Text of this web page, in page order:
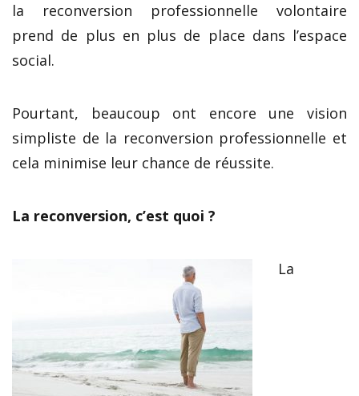
la reconversion professionnelle volontaire
prend de plus en plus de place dans l’espace
social.
Pourtant, beaucoup ont encore une vision
simpliste de la reconversion professionnelle et
cela minimise leur chance de réussite.
La reconversion, c’est quoi ?
La